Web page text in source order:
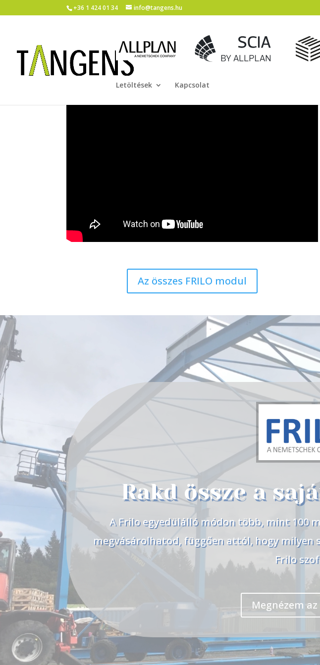
+36 1 424 01 34 info@tangens.hu
Letöltések Kapcsolat
Az összes FRILO modul
Videólejátszó
Rakd össze a
A Frilo egyedülálló módon több, mint 100
megvásárolhatod, függően attól, hogy milyen
Frilo
Megnézem